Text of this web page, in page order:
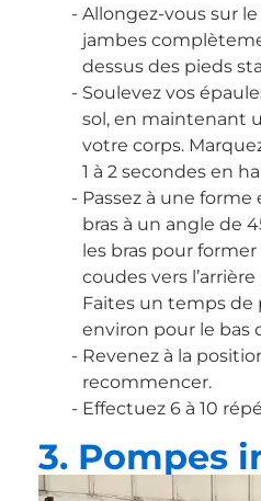
Allongez-vous sur
jambes
dessus des pieds
Soulevez vos
sol, en maintenant
votre corps.
1 à 2 secondes en
Passez à une
bras à un angle de
les bras pour
coudes vers
Faites un temps de
environ pour le bas
Revenez à la
recommencer.
Effectuez 6 à 10
3. Pompes